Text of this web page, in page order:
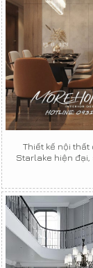
Thiết kế nội
Starlake hiện